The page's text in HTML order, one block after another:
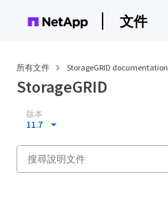
文件
所有文件 StorageGRID documentation
StorageGRID
版本
11.7